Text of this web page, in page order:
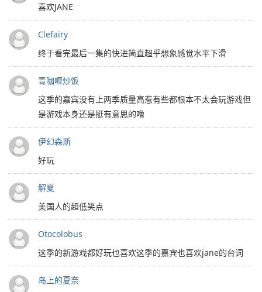
喜欢JANE
Clefairy
终于看完最后一集的快进简直超乎想象感觉水平下滑
青咖喱炒饭
这季的嘉宾没有上两季质量高惹有些都根本不太会玩游戏但
是游戏本身还是挺有意思的噜
伊幻森斯
好玩
解夏
美国人的超低笑点
Otocolobus
这季的新游戏都好玩也喜欢这季的嘉宾也喜欢jane的台词
岛上的夏奈